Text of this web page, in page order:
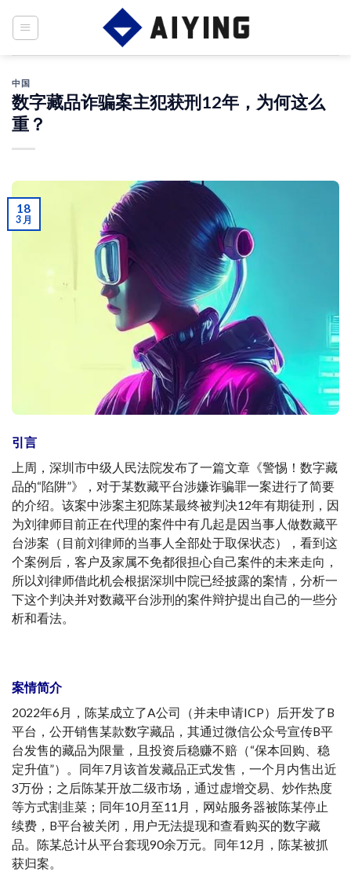
中国
数字藏品诈骗案主犯获刑12年，为何这么
重？
18
3 月
引言
上周，深圳市中级人民法院发布了一篇文章《警惕！数字藏
品的“陷阱”》，对于某数藏平台涉嫌诈骗罪一案进行了简要
的介绍。该案中涉案主犯陈某最终被判决12年有期徒刑，因
为刘律师目前正在代理的案件中有几起是因当事人做数藏平
台涉案（目前刘律师的当事人全部处于取保状态），看到这
个案例后，客户及家属不免都很担心自己案件的未来走向，
所以刘律师借此机会根据深圳中院已经披露的案情，分析一
下这个判决并对数藏平台涉刑的案件辩护提出自己的一些分
析和看法。
案情简介
2022年6月，陈某成立了A公司（并未申请ICP）后开发了B
平台，公开销售某款数字藏品，其通过微信公众号宣传B平
台发售的藏品为限量，且投资后稳赚不赔（“保本回购、稳
定升值”）。同年7月该首发藏品正式发售，一个月内售出近
3万份；之后陈某开放二级市场，通过虚增交易、炒作热度
等方式割韭菜；同年10月至11月，网站服务器被陈某停止
续费，B平台被关闭，用户无法提现和查看购买的数字藏
品。陈某总计从平台套现90余万元。同年12月，陈某被抓
获归案。